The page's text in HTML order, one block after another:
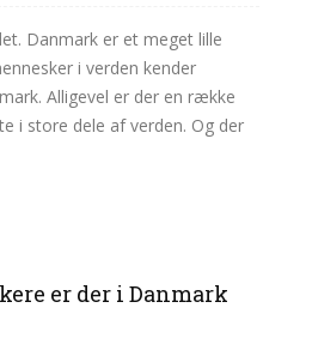
Danmark er et meget lille
i verden kender
Alligevel er der en række
i store dele af verden. Og der
er der i Danmark